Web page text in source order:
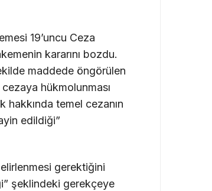
19’uncu Ceza
kararını bozdu.
maddede öngörülen
hükmolunması
hakkında temel cezanın
edildiği”
gerektiğini
şeklindeki gerekçeye